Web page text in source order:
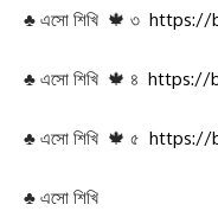
♣ এসো শিখি 🍁 ৩ https://
♣ এসো শিখি 🍁 ৪ https://
♣ এসো শিখি 🍁 ৫ https://
♣ এসো শিখি